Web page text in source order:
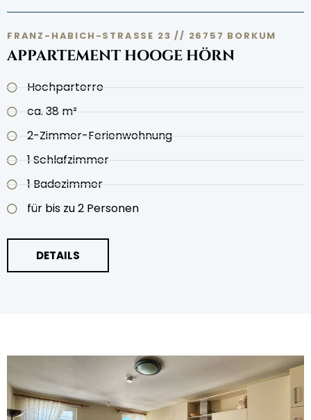
FRANZ-HABICH-STRASSE 23 // 26757 BORKUM
APPARTEMENT HOOGE HÖRN
Hochparterre
ca. 38 m²
2-Zimmer-Ferienwohnung
1 Schlafzimmer
1 Badezimmer
für bis zu 2 Personen
DETAILS